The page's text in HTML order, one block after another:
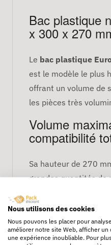
Bac plastique
x 300 x 270
Le bac plastique
est le modèle le plus
offrant un volume de
les pièces très
Volume
compatibilité
Sa hauteur de 270
grandes quantités
compatible avec les
Dimensions :
Nous utilisons des cookies
Nous pouvons les placer pour
améliorer notre site Web, afficher
une expérience inoubliable. Pour